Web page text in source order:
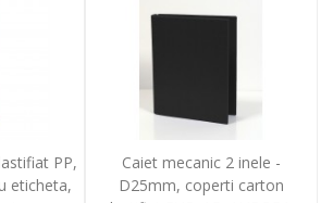
PP,
eticheta,
Caiet mecanic 2 inele -
D25mm, coperti carton